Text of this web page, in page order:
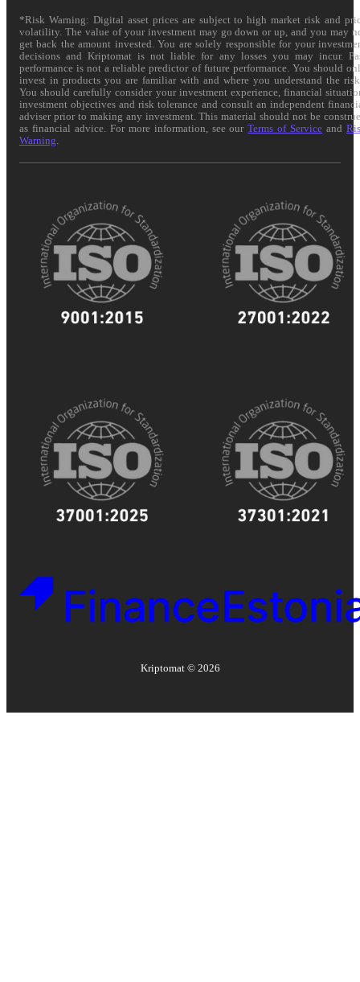
*Risk Warning: Digital asset prices are subject to high market risk and
volatility. The value of your investment may go down or up, and you may
get back the amount invested. You are solely responsible for your
decisions and Kriptomat is not liable for any losses you may incur.
performance is not a reliable predictor of future performance. You should
invest in products you are familiar with and where you understand the
You should carefully consider your investment experience, financial
investment objectives and risk tolerance and consult an independent
adviser prior to making any investment. This material should not be
as financial advice. For more information, see ourTerms of Service and
Warning
Kriptomat © 2026